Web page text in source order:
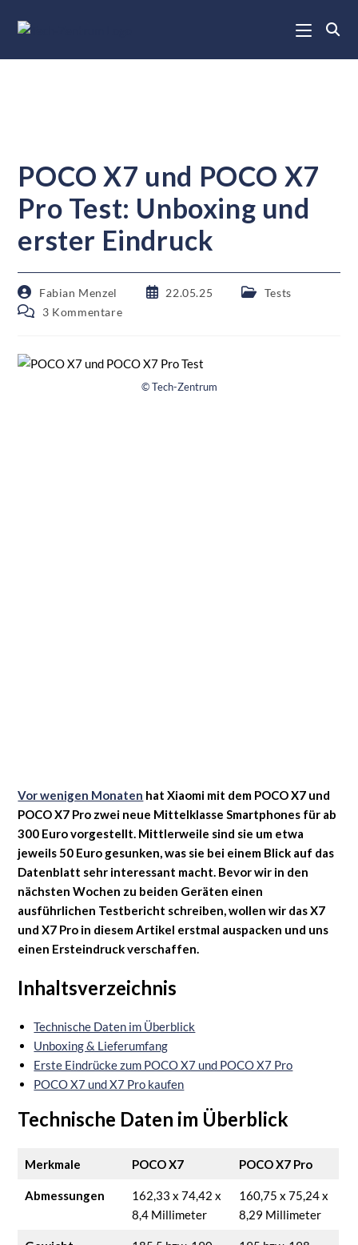
POCO X7 und POCO X7
Pro Test: Unboxing und
erster Eindruck
Fabian Menzel 22.05.25
Tests
3 Kommentare
© Tech-Zentrum
Vor wenigen Monaten hat Xiaomi mit dem POCO X7 und
POCO X7 Pro zwei neue Mittelklasse Smartphones für ab
300 Euro vorgestellt. Mittlerweile sind sie um etwa
jeweils 50 Euro gesunken, was sie bei einem Blick auf das
Datenblatt sehr interessant macht. Bevor wir in den
nächsten Wochen zu beiden Geräten einen
ausführlichen Testbericht schreiben, wollen wir das X7
und X7 Pro in diesem Artikel erstmal auspacken und uns
einen Ersteindruck verschaffen.
Inhaltsverzeichnis
Technische Daten im Überblick
Unboxing & Lieferumfang
Erste Eindrücke zum POCO X7 und POCO X7 Pro
POCO X7 und X7 Pro kaufen
Technische Daten im Überblick
Merkmale POCO X7 POCO X7 Pro
Abmessungen
162,33 x 74,42 x
8,4 Millimeter
160,75 x 75,24 x
8,29 Millimeter